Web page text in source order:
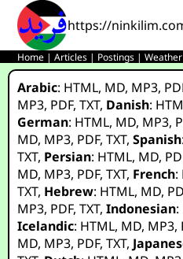
https://
Home |Articles | Postings |Weather
Arabic: HTML, MD, MP3,
MP3, PDF,TXT, Danish:
German: HTML, MD, MP3,
MD, MP3, PDF,TXT,Spanish:
TXT, Persian: HTML, MD,
MD, MP3, PDF,TXT, French:
TXT, Hebrew: HTML, MD,
MP3, PDF,TXT,Indonesian:
Icelandic: HTML, MD, MP3,
MD, MP3, PDF,TXT,